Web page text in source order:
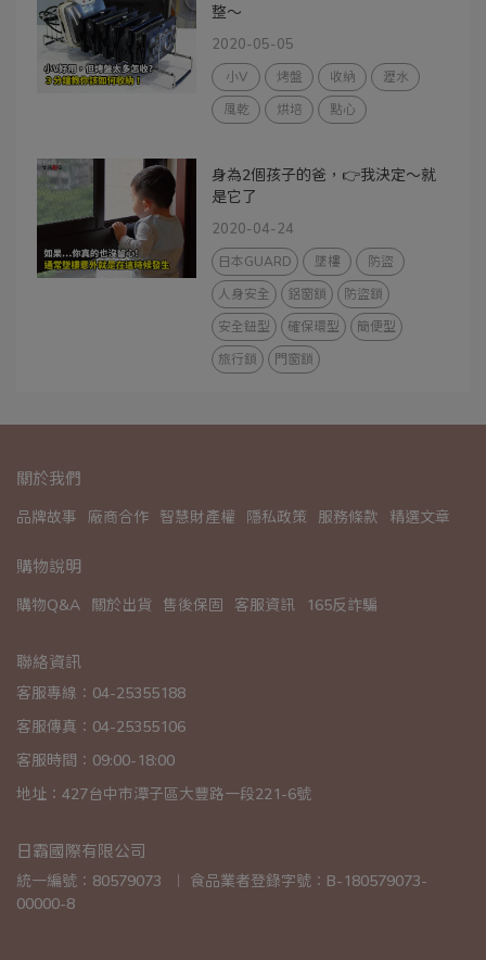
整～
2020-05-05
小V 烤盤 收納
瀝水
風乾
烘培 點心
身為2個孩子的爸，👉我決定～就
是它了
2020-04-24
日本GUARD 墜樓
防盜
人身安全
鋁窗鎖
防盜鎖
安全鈕型
確保環型
簡便型
旅行鎖
門窗鎖
關於我們
品牌故事 廠商合作 智慧財產權 隱私政策 服務條款 精選文章
購物說明
購物Q&A 關於出貨 售後保固 客服資訊 165反詐騙
聯絡資訊
客服專線：04-25355188
客服傳真：04-25355106
客服時間：09:00-18:00
地址：427台中市潭子區大豐路一段221-6號
日霸國際有限公司
統一編號：80579073  ︱ 食品業者登錄字號：B-180579073-
00000-8